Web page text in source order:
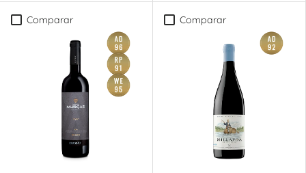
Comparar Comparar